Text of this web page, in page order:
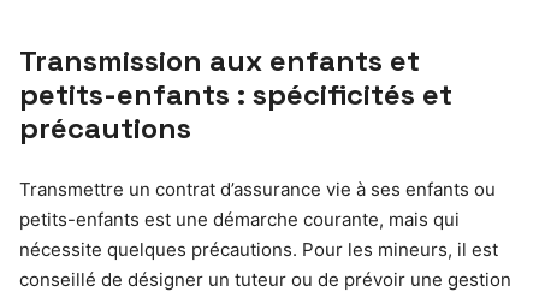
Transmission aux enfants et
petits-enfants : spécificités et
précautions
Transmettre un contrat d’assurance vie à ses enfants ou
petits-enfants est une démarche courante, mais qui
nécessite quelques précautions. Pour les mineurs, il est
conseillé de désigner un tuteur ou de prévoir une gestion